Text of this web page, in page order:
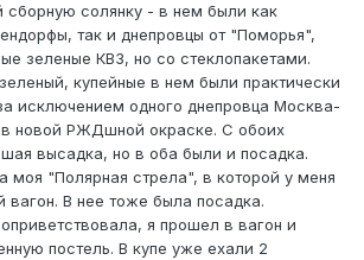
сборную солянку - в нем были как
так и днепровцы от "Поморья",
зеленые КВЗ, но со стеклопакетами.
купейные в нем были практически
исключением одного днепровца Москва-
в новой РЖДшной окраске. С обоих
высадка, но в оба были и посадка.
моя "Полярная стрела", в которой у меня
вагон. В нее тоже была посадка.
я прошел в вагон и
постель. В купе уже ехали 2